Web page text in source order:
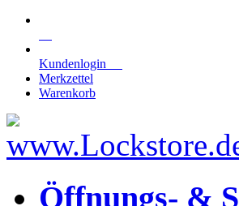
Kundenlogin
Merkzettel
Warenkorb
Öffnungs- &